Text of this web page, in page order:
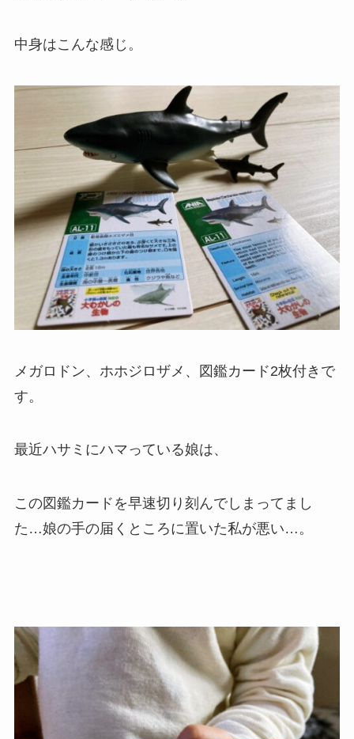
中身はこんな感じ。
メガロドン、ホホジロザメ、図鑑カード2枚付きで
す。
最近ハサミにハマっている娘は、
この図鑑カードを早速切り刻んでしまってまし
た…娘の手の届くところに置いた私が悪い…。